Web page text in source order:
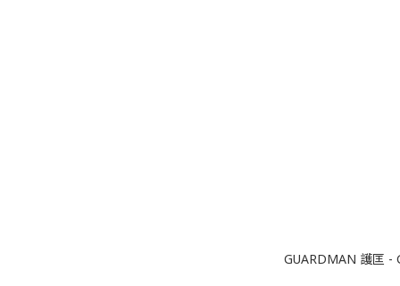
GUARDMAN 護匡 -